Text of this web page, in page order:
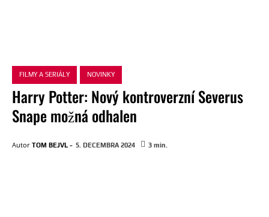
FILMY A SERIÁLY NOVINKY
Harry Potter: Nový kontroverzní Severus
Snape možná odhalen
Autor TOM BEJVL - 5. DECEMBRA 2024 3 min.